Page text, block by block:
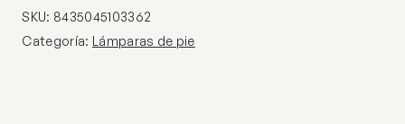
cantidad
SKU: 8435045103362
Categoría: Lámparas de pie